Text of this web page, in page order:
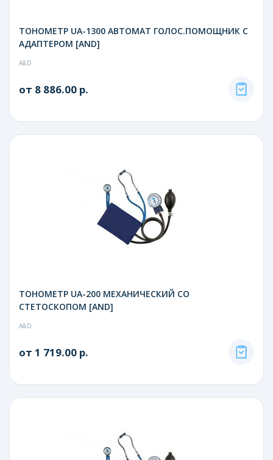
ТОНОМЕТР UA-1300 АВТОМАТ ГОЛОС.ПОМОЩНИК С
АДАПТЕРОМ [AND]
A&D
от 8 886.00 р.
ТОНОМЕТР UA-200 МЕХАНИЧЕСКИЙ CО
СТЕТОСКОПОМ [AND]
A&D
от 1 719.00 р.